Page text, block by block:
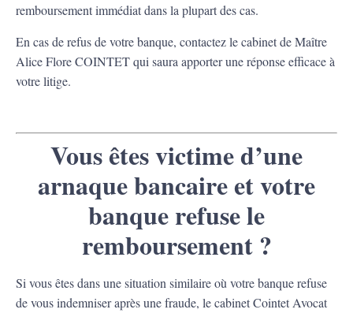
remboursement immédiat dans la plupart des cas.
En cas de refus de votre banque, contactez le cabinet de Maître
Alice Flore COINTET qui saura apporter une réponse efficace à
votre litige.
Vous êtes victime d’une
arnaque bancaire et votre
banque refuse le
remboursement ?
Si vous êtes dans une situation similaire où votre banque refuse
de vous indemniser après une fraude, le cabinet Cointet Avocat